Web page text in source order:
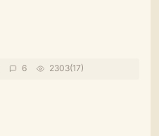
6 2303(17)